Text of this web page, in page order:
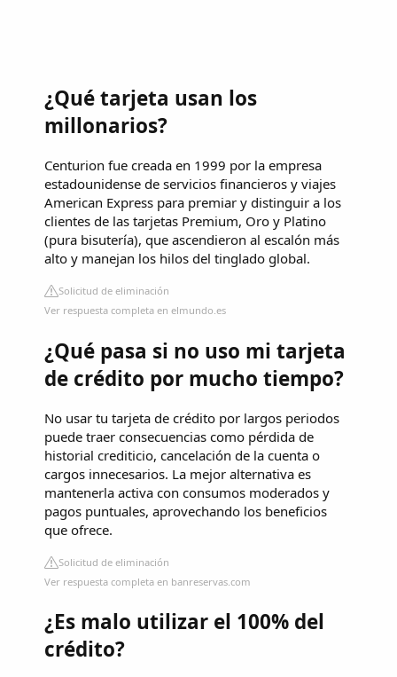
¿Qué tarjeta usan los
millonarios?
Centurion fue creada en 1999 por la empresa
estadounidense de servicios financieros y viajes
American Express para premiar y distinguir a los
clientes de las tarjetas Premium, Oro y Platino
(pura bisutería), que ascendieron al escalón más
alto y manejan los hilos del tinglado global.
Solicitud de eliminación
Ver respuesta completa en elmundo.es
¿Qué pasa si no uso mi tarjeta
de crédito por mucho tiempo?
No usar tu tarjeta de crédito por largos periodos
puede traer consecuencias como pérdida de
historial crediticio, cancelación de la cuenta o
cargos innecesarios. La mejor alternativa es
mantenerla activa con consumos moderados y
pagos puntuales, aprovechando los beneficios
que ofrece.
Solicitud de eliminación
Ver respuesta completa en banreservas.com
¿Es malo utilizar el 100% del
crédito?